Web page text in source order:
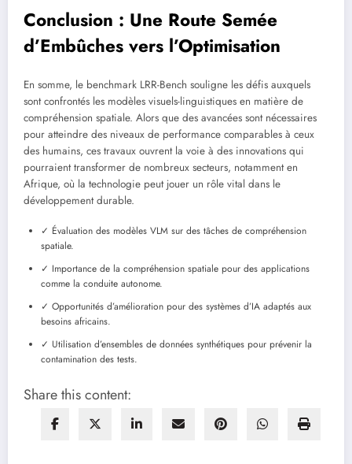
Conclusion : Une Route Semée
d’Embûches vers l’Optimisation
En somme, le benchmark LRR-Bench souligne les défis auxquels
sont confrontés les modèles visuels-linguistiques en matière de
compréhension spatiale. Alors que des avancées sont nécessaires
pour atteindre des niveaux de performance comparables à ceux
des humains, ces travaux ouvrent la voie à des innovations qui
pourraient transformer de nombreux secteurs, notamment en
Afrique, où la technologie peut jouer un rôle vital dans le
développement durable.
✓ Évaluation des modèles VLM sur des tâches de compréhension
spatiale.
✓ Importance de la compréhension spatiale pour des applications
comme la conduite autonome.
✓ Opportunités d’amélioration pour des systèmes d’IA adaptés aux
besoins africains.
✓ Utilisation d’ensembles de données synthétiques pour prévenir la
contamination des tests.
Share this content: